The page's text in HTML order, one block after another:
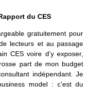
du CES
gratuitement pour
lecteurs et au passage
CES voire d’y exposer,
part de mon budget
indépendant. Je
model : c’est du